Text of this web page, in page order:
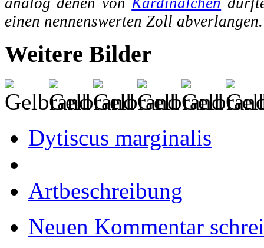
einen nennenswerten Zoll abverlangen.
Weitere Bilder
Dytiscus marginalis
Artbeschreibung
Neuen Kommentar